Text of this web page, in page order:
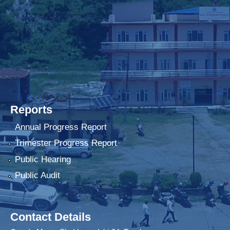
Reports
Annual Progress Report
Trimester Progress Report
Public Hearing
Public Audit
Contact Details